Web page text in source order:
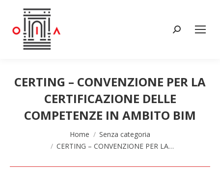
Cerca:
CERTING – CONVENZIONE PER LA
CERTIFICAZIONE DELLE
COMPETENZE IN AMBITO BIM
Home
Senza categoria
CERTING – CONVENZIONE PER LA…